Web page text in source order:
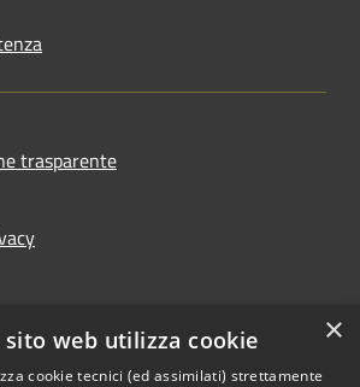
trasparente
inaccessibilità
×
sito web utilizza cookie
cookie tecnici (ed assimilati) strettamente